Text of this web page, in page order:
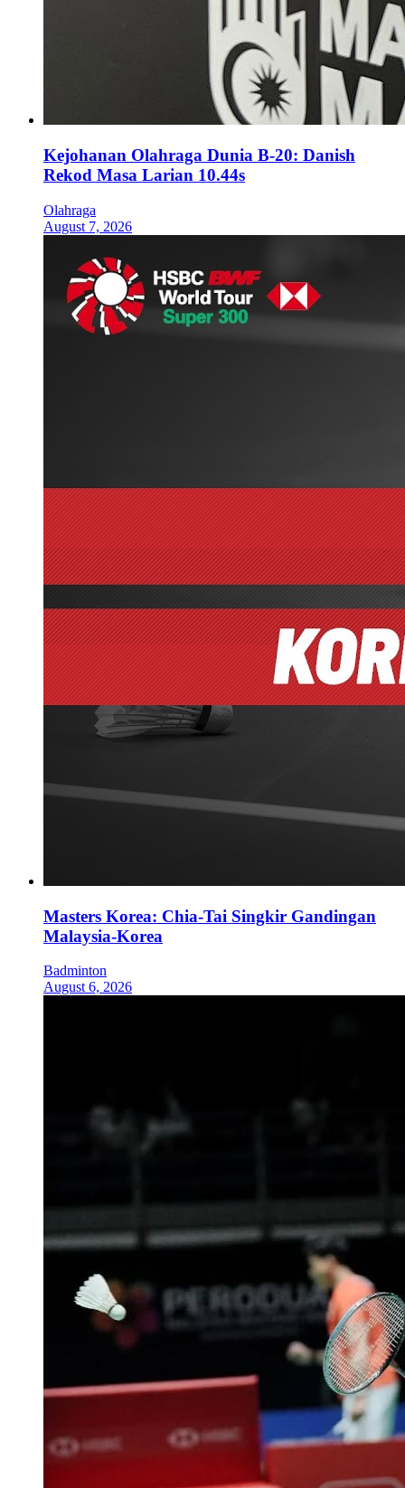
Kejohanan Olahraga Dunia B-20: Danish
Rekod Masa Larian 10.44s
Olahraga
August 7, 2026
Masters Korea: Chia-Tai Singkir Gandingan
Malaysia-Korea
Badminton
August 6, 2026